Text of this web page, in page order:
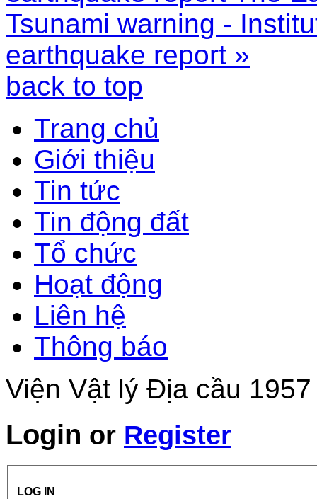
Tsunami warning -
earthquake report »
back to top
Trang chủ
Giới thiệu
Tin tức
Tin động đất
Tổ chức
Hoạt động
Liên hệ
Thông báo
Viện Vật lý Địa cầu
Login or Register
LOG IN